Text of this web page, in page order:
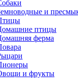
и
птицы
ферма
и фрукты